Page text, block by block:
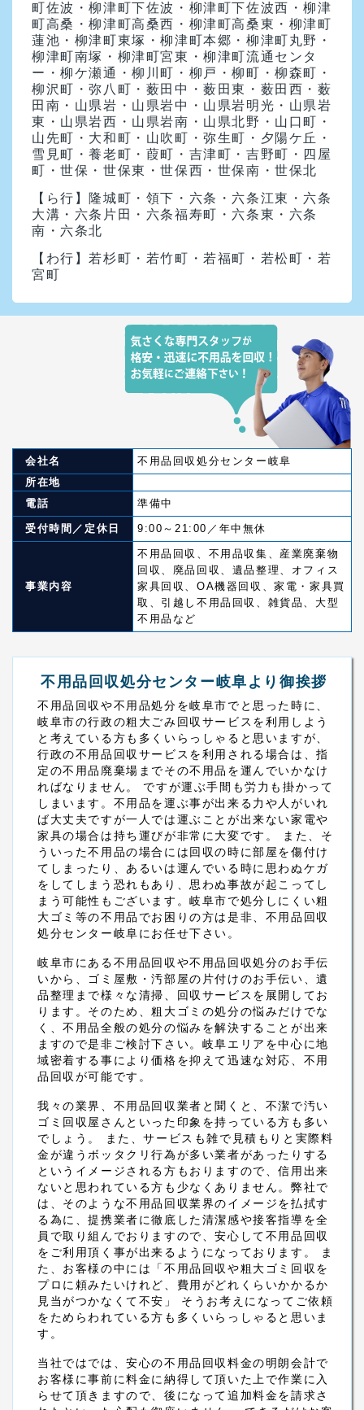
町佐波・柳津町下佐波・柳津町下佐波西・柳津
町高桑・柳津町高桑西・柳津町高桑東・柳津町
蓮池・柳津町東塚・柳津町本郷・柳津町丸野・
柳津町南塚・柳津町宮東・柳津町流通センタ
ー・柳ケ瀬通・柳川町・柳戸・柳町・柳森町・
柳沢町・弥八町・薮田中・薮田東・薮田西・薮
田南・山県岩・山県岩中・山県岩明光・山県岩
東・山県岩西・山県岩南・山県北野・山口町・
山先町・大和町・山吹町・弥生町・夕陽ケ丘・
雪見町・養老町・葭町・吉津町・吉野町・四屋
町・世保・世保東・世保西・世保南・世保北
【ら行】 隆城町・領下・六条・六条江東・六条
大溝・六条片田・六条福寿町・六条東・六条
南・六条北
【わ行】 若杉町・若竹町・若福町・若松町・若
宮町
会社名
不用品回収処分センター岐阜
所在地
電話
準備中
受付時間／定休日 9:00～21:00／年中無休
事業内容
不用品回収、不用品収集、産業廃棄物
回収、廃品回収、遺品整理、オフィス
家具回収、OA機器回収、家電・家具買
取、引越し不用品回収、雑貨品、大型
不用品など
不用品回収処分センター岐阜より御挨拶
不用品回収や不用品処分を岐阜市でと思った時に、
岐阜市の行政の粗大ごみ回収サービスを利用しよう
と考えている方も多くいらっしゃると思いますが、
行政の不用品回収サービスを利用される場合は、指
定の不用品廃棄場までその不用品を運んでいかなけ
ればなりません。 ですが運ぶ手間も労力も掛かって
しまいます。不用品を運ぶ事が出来る力や人がいれ
ば大丈夫ですが一人では運ぶことが出来ない家電や
家具の場合は持ち運びが非常に大変です。 また、そ
ういった不用品の場合には回収の時に部屋を傷付け
てしまったり、あるいは運んでいる時に思わぬケガ
をしてしまう恐れもあり、思わぬ事故が起こってし
まう可能性もございます。岐阜市で処分しにくい粗
大ゴミ等の不用品でお困りの方は是非、不用品回収
処分センター岐阜にお任せ下さい。
岐阜市にある不用品回収や不用品回収処分のお手伝
いから、ゴミ屋敷・汚部屋の片付けのお手伝い、遺
品整理まで様々な清掃、回収サービスを展開してお
ります。そのため、粗大ゴミの処分の悩みだけでな
く、不用品全般の処分の悩みを解決することが出来
ますので是非ご検討下さい。岐阜エリアを中心に地
域密着する事により価格を抑えて迅速な対応、不用
品回収が可能です。
我々の業界、不用品回収業者と聞くと、不潔で汚い
ゴミ回収屋さんといった印象を持っている方も多い
でしょう。 また、サービスも雑で見積もりと実際料
金が違うボッタクリ行為が多い業者があったりする
というイメージされる方もおりますので、信用出来
ないと思われている方も少なくありません。弊社で
は、そのような不用品回収業界のイメージを払拭す
る為に、提携業者に徹底した清潔感や接客指導を全
員で取り組んでおりますので、安心して不用品回収
をご利用頂く事が出来るようになっております。 ま
た、お客様の中には「不用品回収や粗大ゴミ回収を
プロに頼みたいけれど、費用がどれくらいかかるか
見当がつかなくて不安」 そうお考えになってご依頼
をためらわれている方も多くいらっしゃると思いま
す。
当社ではでは、安心の不用品回収料金の明朗会計で
お客様に事前に料金に納得して頂いた上で作業に入
らせて頂きますので、後になって追加料金を請求さ
Copyright (C) 不用品回収処分センター岐阜